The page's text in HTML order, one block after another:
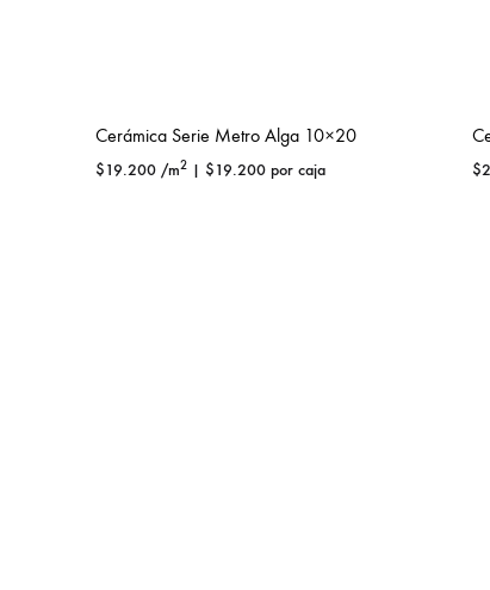
Cerámica Serie Metro Alga 10×20
$19.200 /m2 | $19.200 por caja $